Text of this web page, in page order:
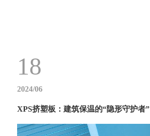
18
2024/06
XPS挤塑板：建筑保温的“隐形守护者”